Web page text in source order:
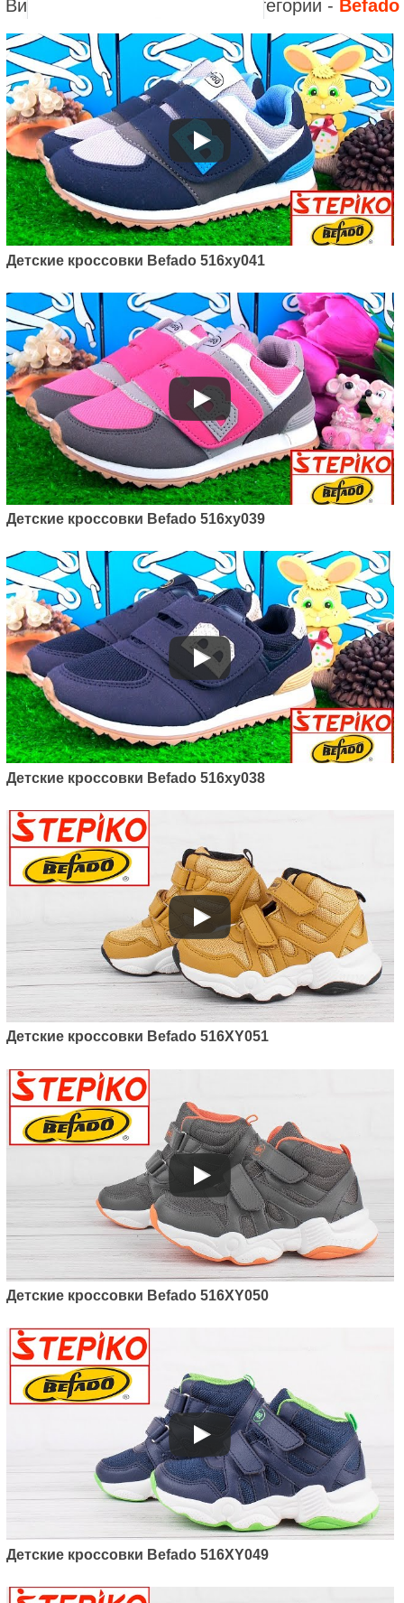
Артикул: 516y139
Детские кроссовки Befado
Diamond 516y139
1495грн.
Артикул: 516x242
Детские кроссовки Befado Swift
516x242
Артикул: 515Y002
Befado Trek 515Y002
1450
Артикул: 515Y001
Детские трекинговые кроссовки
Befado Trek 515Y001
1250грн.
Видео к другим товарам из категории - Befado
Детские кроссовки Befado 516xy041
Детские кроссовки Befado 516xy039
Детские кроссовки Befado 516xy038
Детские кроссовки Befado 516XY051
Детские кроссовки Befado 516XY050
Детские кроссовки Befado 516XY049